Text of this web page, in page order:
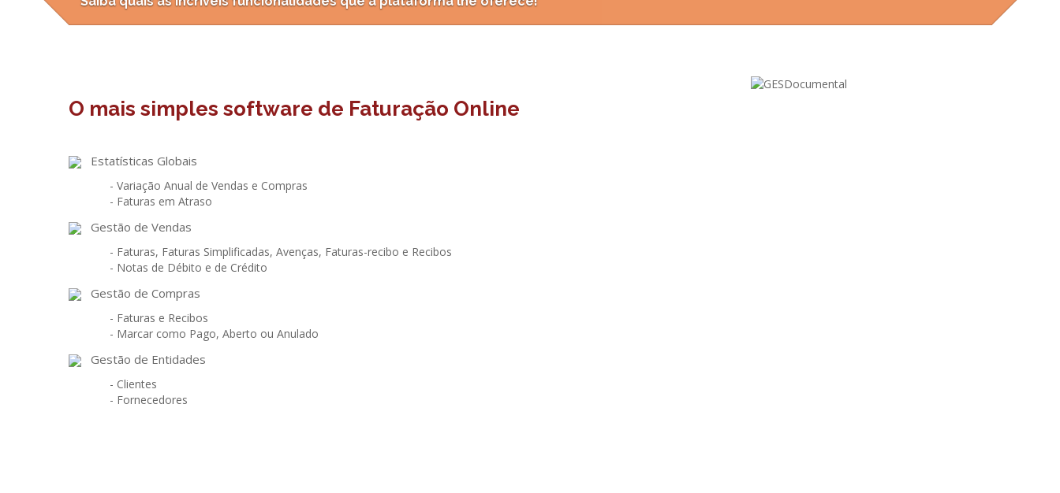
O mais simples software de Faturação Online
Estatísticas Globais
- Variação Anual de Vendas e Compras
- Faturas em Atraso
Gestão de Vendas
- Faturas, Faturas Simplificadas, Avenças, Faturas-recibo e Recibos
- Notas de Débito e de Crédito
Gestão de Compras
- Faturas e Recibos
- Marcar como Pago, Aberto ou Anulado
Gestão de Entidades
- Clientes
- Fornecedores